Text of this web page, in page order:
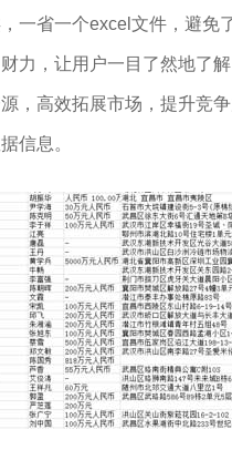
一省一个excel文件，避免
力，让用户一目了然地了
，高效拓展市场，提升竞
信息。